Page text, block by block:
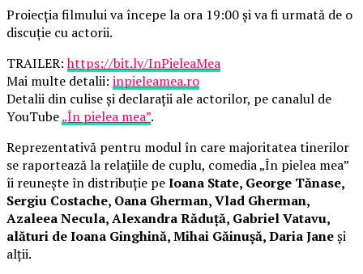
Proiecția filmului va începe la ora 19:00 și va fi urmată de o
discuție cu actorii.
TRAILER:https://bit.ly/InPieleaMea
Mai multe detalii: inpieleamea.ro
Detalii din culise și declarații ale actorilor, pe canalul de
YouTube„În pielea mea”.
Reprezentativă pentru modul în care majoritatea tinerilor
se raportează la relațiile de cuplu, comedia „În pielea mea”
îi reunește în distribuție peIoana State, George Tănase,
Sergiu Costache, Oana Gherman, Vlad Gherman,
Azaleea Necula, Alexandra Răduță, Gabriel Vatavu,
alături de Ioana Ginghină, Mihai Găinușă, Daria Janeși
alții.